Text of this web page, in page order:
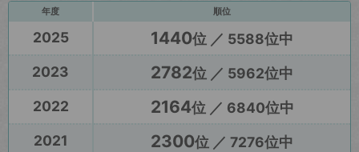
年度 順位
2025 1440位 ／ 5588位中
2023
2782位 ／ 5962位中
2022
2164位 ／ 6840位中
2021
2300位 ／ 7276位中